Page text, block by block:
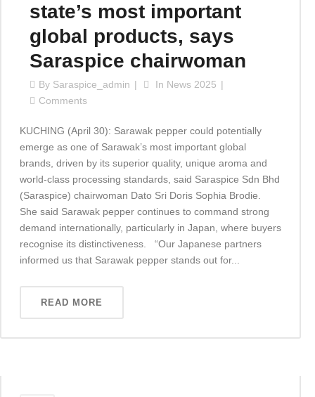
state’s most important
global products, says
Saraspice chairwoman
By Saraspice_admin In News 2025
Comments
KUCHING (April 30): Sarawak pepper could potentially
emerge as one of Sarawak’s most important global
brands, driven by its superior quality, unique aroma and
world-class processing standards, said Saraspice Sdn Bhd
(Saraspice) chairwoman Dato Sri Doris Sophia Brodie.
She said Sarawak pepper continues to command strong
demand internationally, particularly in Japan, where buyers
recognise its distinctiveness. “Our Japanese partners
informed us that Sarawak pepper stands out for...
READ MORE